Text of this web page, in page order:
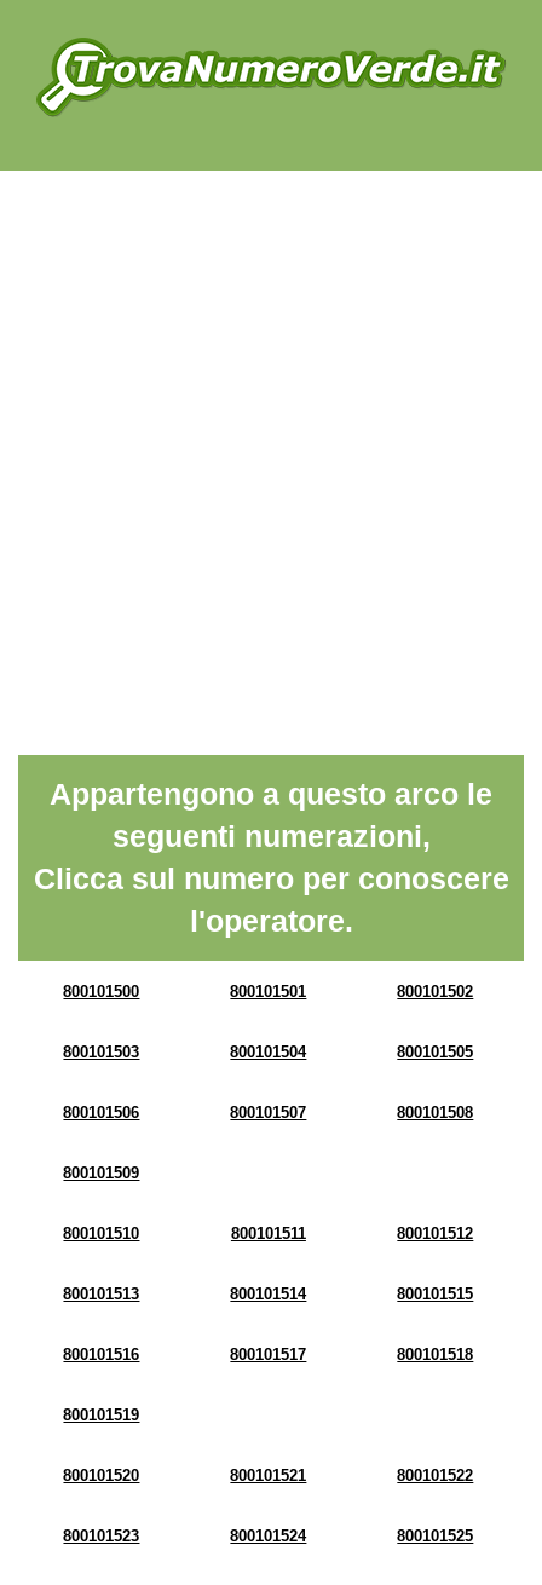
Appartengono a questo arco le
seguenti numerazioni,
Clicca sul numero per conoscere
l'operatore.
800101500 800101501 800101502
800101503 800101504 800101505
800101506 800101507 800101508
800101509
800101510 800101511 800101512
800101513 800101514 800101515
800101516 800101517 800101518
800101519
800101520 800101521 800101522
800101523 800101524 800101525